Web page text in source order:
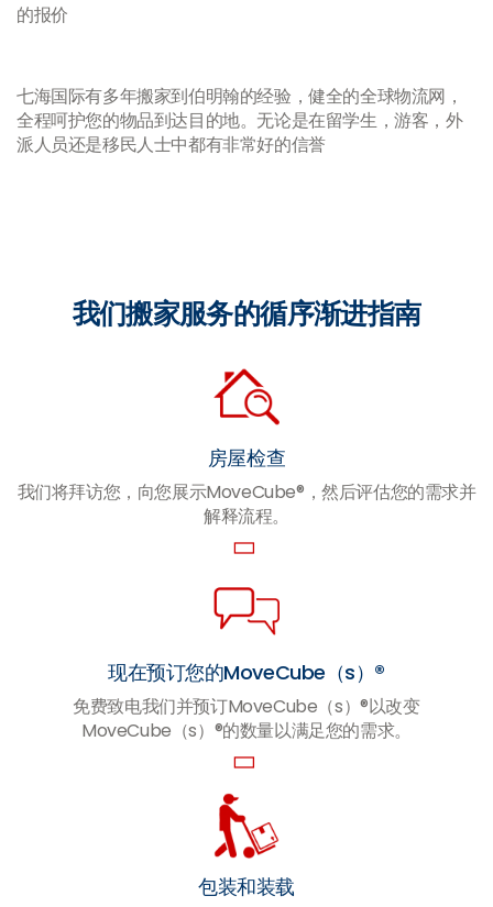
的报价
七海国际有多年搬家到伯明翰的经验，健全的全球物流网，
全程呵护您的物品到达目的地。无论是在留学生，游客，外
派人员还是移民人士中都有非常好的信誉
我们搬家服务的循序渐进指南
房屋检查
我们将拜访您，向您展示MoveCube®，然后评估您的需求并
解释流程。
现在预订您的MoveCube（s）®
免费致电我们并预订MoveCube（s）®以改变
MoveCube（s）®的数量以满足您的需求。
包装和装载